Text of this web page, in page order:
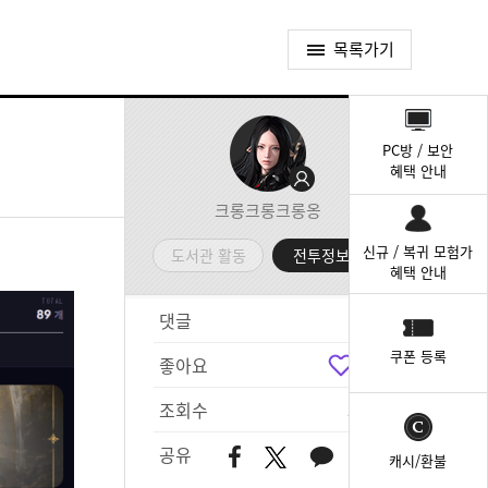
목록가기
크롱크롱크롱옹
도서관 활동 전투정보실
댓글
좋아요
조회수
301
공유
PC방 / 보안
혜택 안내
신규 / 복귀 모험가
혜택 안내
쿠폰 등록
캐시/환불